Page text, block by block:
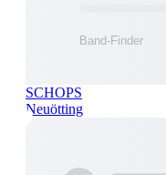
SCHOPS
Neuötting